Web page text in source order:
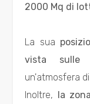
2000 Mq di
La sua
vista sulle
un'atmosfera
Inoltre, la